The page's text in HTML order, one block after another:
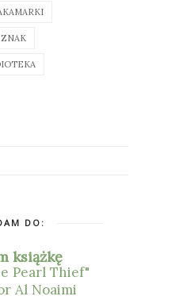
ZNAK
DO:
książkę
Pearl Thief"
Al Noaimi